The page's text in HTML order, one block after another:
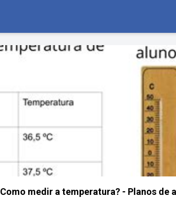
Como medir a temperatura? - Planos de